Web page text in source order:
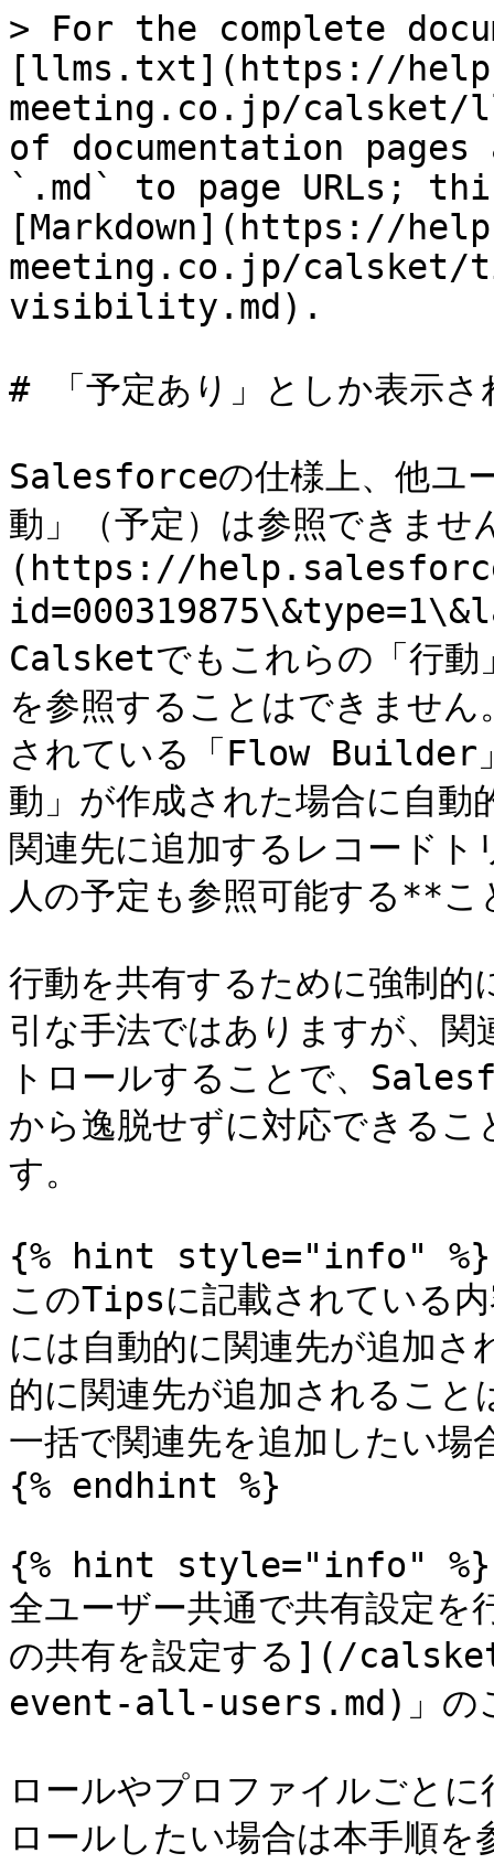
> For the complete
[llms.txt](https://
meeting.co.jp/calsket/
of documentation
`.md` to page URLs;
[Markdown](https://
meeting.co.jp/calsket/
visibility.md).
# 「予定あり」としか表示さ
Salesforceの仕様上、他ユ
動」（予定）は参照できま
(https://
Calsketでもこれらの「行動
を参照することはできませ
されている「Flow Builder
動」が作成された場合に自
関連先に追加するレコード
人の予定も参照可能する**こ
行動を共有するために強制的
引な手法ではありますが、
トロールすることで、
から逸脱せずに対応できる
す。
{% hint style="info" %}
このTipsに記載されている
には自動的に関連先が追加
的に関連先が追加されるこ
一括で関連先を追加したい場
{% endhint %}
{% hint style="info" %}
全ユーザー共通で共有設定
の共有を設定する](/
event-all-users.md)」のご
ロールやプロファイルごと
ロールしたい場合は本手順